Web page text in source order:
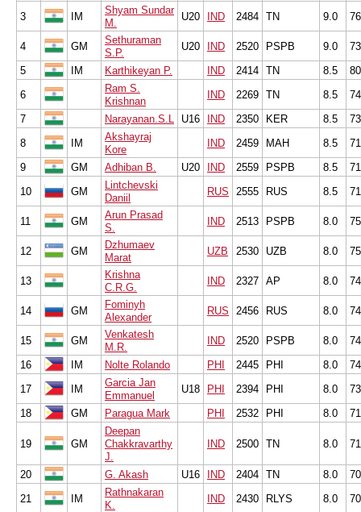
3 IM
Shyam Sundar
M.
U20 IND 2484 TN 9.0
4 GM
Sethuraman
S.P.
U20 IND 2520 PSPB 9.0
5
IM Karthikeyan P. IND 2414 TN 8.5
6
Ram S.
Krishnan
IND 2269 TN 8.5
7
Narayanan.S.L U16 IND 2350 KER 8.5
8
IM
Akshayraj
Kore
IND 2459 MAH 8.5
9
GM Adhiban B. U20 IND 2559 PSPB 8.5
10
GM
Lintchevski
Daniil
RUS 2555 RUS 8.5
11 GM
Arun Prasad
S.
IND 2513 PSPB 8.0
12 GM
Dzhumaev
Marat
UZB 2530 UZB 8.0
13
Krishna
C.R.G.
IND 2327 AP 8.0
14 GM
Fominyh
Alexander
RUS 2456 RUS 8.0
15 GM
Venkatesh
M.R.
IND 2520 PSPB 8.0
16
IM Nolte Rolando PHI 2445 PHI 8.0
17
IM
Garcia Jan
Emmanuel
U18 PHI 2394 PHI 8.0
18
GM Paragua Mark PHI 2532 PHI 8.0
19 GM
Deepan
Chakkravarthy
J.
IND 2500 TN 8.0
20 G. Akash U16 IND 2404 TN 8.0
21
IM
Rathnakaran
K.
IND 2430 RLYS 8.0